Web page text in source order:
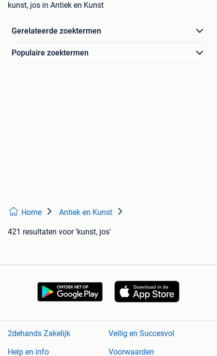
kunst, jos in Antiek en Kunst
Gerelateerde zoektermen
Populaire zoektermen
Home Antiek en Kunst
421 resultaten voor 'kunst, jos'
2dehands Zakelijk
Veilig en Succesvol
Help en info
Voorwaarden